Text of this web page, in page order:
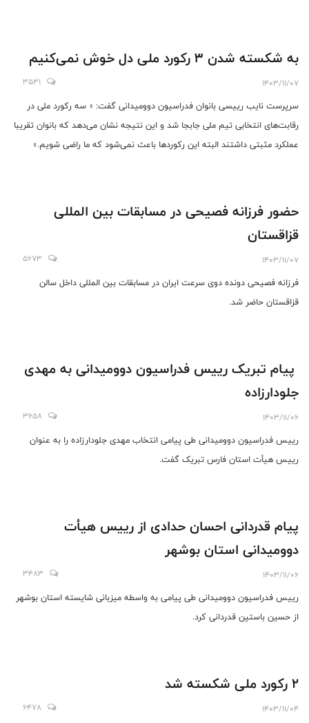
به شکسته شدن 3 رکورد ملی دل خوش نمی‌کنیم
1403/11/07
3531
سرپرست نایب رییسی بانوان فدراسیون دوومیدانی گفت: « سه رکورد ملی در
رقابت‌های انتخابی تیم ملی جابجا شد و این نتیجه نشان می‌دهد که بانوان تقریبا
عملکرد مثبتی داشتند البته این رکوردها باعث نمی‌شود که ما راضی شویم.»
حضور فرزانه فصیحی در مسابقات بین المللی
قزاقستان
1403/11/07
5673
فرزانه فصیحی دونده دوی سرعت ایران در مسابقات بین المللی داخل سالن
قزاقستان حاضر شد.
پیام تبریک رییس فدراسیون دوومیدانی به مهدی
جلودارزاده
1403/11/06
3658
رییس فدراسیون دوومیدانی طی پیامی انتخاب مهدی جلودارزاده را به عنوان
رییس هیأت استان فارس تبریک گفت.
پیام قدردانی احسان حدادی از رییس هیأت
دوومیدانی استان بوشهر
1403/11/06
3483
رییس فدراسیون دوومیدانی طی پیامی به واسطه میزبانی شایسته استان بوشهر
از حسین باستین قدردانی کرد.
2 رکورد ملی شکسته شد
1403/11/04
6478